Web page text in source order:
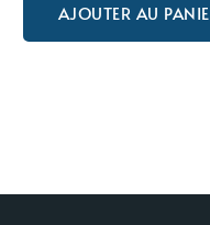
AJOUTER AU